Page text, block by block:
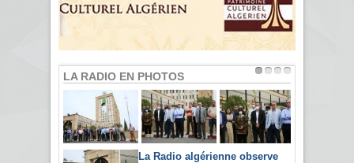
LA RADIO EN PHOTOS
La Radio algérienne observe